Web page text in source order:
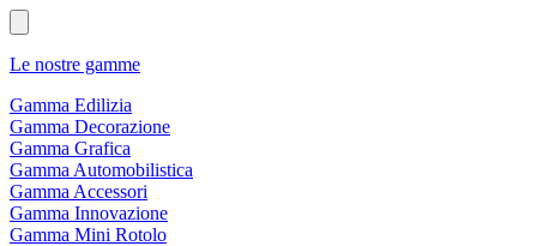
Le nostre gamme
Gamma Edilizia
Gamma Decorazione
Gamma Grafica
Gamma Automobilistica
Gamma Accessori
Gamma Innovazione
Gamma Mini Rotolo